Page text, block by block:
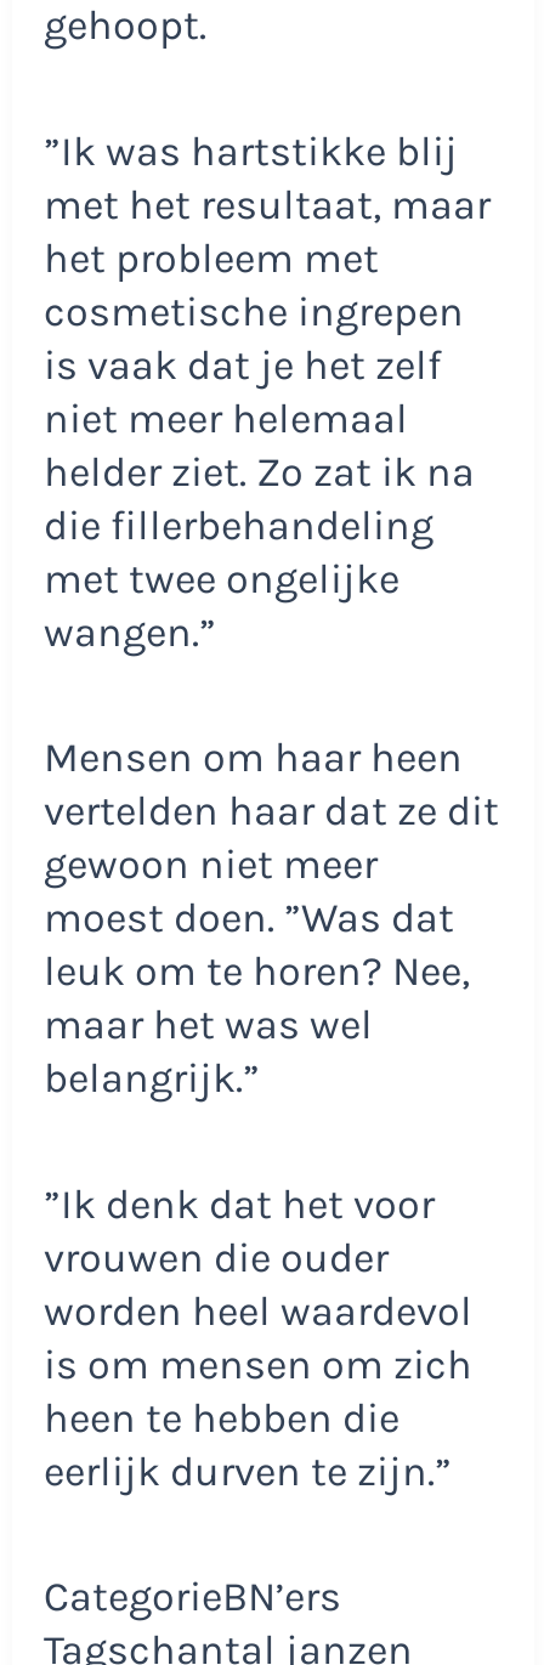
gehoopt.
”Ik was hartstikke blij
met het resultaat, maar
het probleem met
cosmetische ingrepen
is vaak dat je het zelf
niet meer helemaal
helder ziet. Zo zat ik na
die fillerbehandeling
met twee ongelijke
wangen.”
Mensen om haar heen
vertelden haar dat ze dit
gewoon niet meer
moest doen. ”Was dat
leuk om te horen? Nee,
maar het was wel
belangrijk.”
”Ik denk dat het voor
vrouwen die ouder
worden heel waardevol
is om mensen om zich
heen te hebben die
eerlijk durven te zijn.”
CategorieBN’ers
Tagschantal janzen